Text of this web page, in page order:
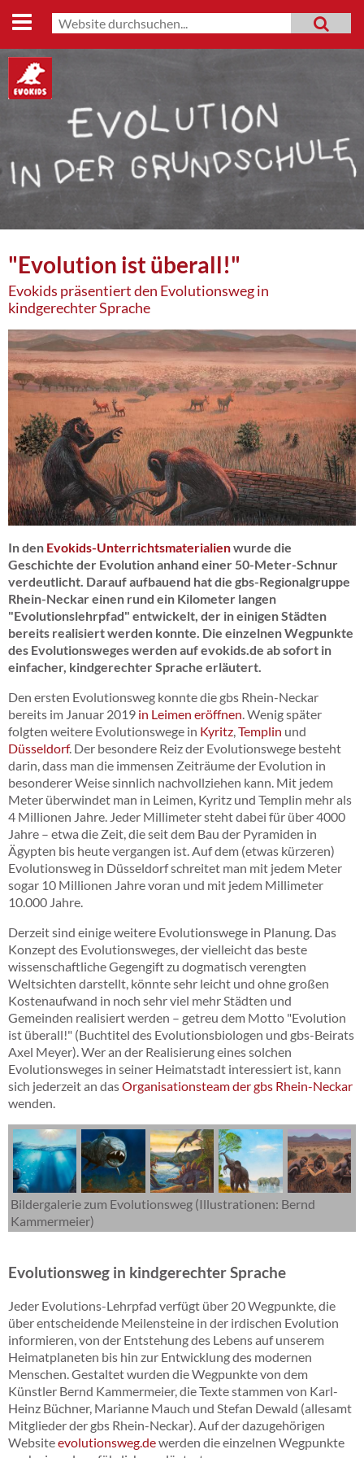
Start
Lehrmaterialien
Evo-Shop
Mitmachen
Datenschutz
Impressum
MENU
"Evolution ist überall!"
Evokids präsentiert den Evolutionsweg in
kindgerechter Sprache
18_menschenartige.jpg
In den Evokids-Unterrichtsmaterialienwurde die
Geschichte der Evolution anhand einer 50-Meter-Schnur
verdeutlicht. Darauf aufbauend hat die gbs-Regionalgruppe
Rhein-Neckar einen rund ein Kilometer langen
"Evolutionslehrpfad" entwickelt, der in einigen Städten
bereits realisiert werden konnte. Die einzelnen Wegpunkte
des Evolutionsweges werden auf evokids.de ab sofort in
einfacher, kindgerechter Sprache erläutert.
Den ersten Evolutionsweg konnte die gbs Rhein-Neckar
bereits im Januar 2019 in Leimen eröffnen. Wenig später
folgten weitere Evolutionswege in Kyritz,Templin und
Düsseldorf. Der besondere Reiz der Evolutionswege besteht
darin, dass man die immensen Zeiträume der Evolution in
besonderer Weise sinnlich nachvollziehen kann. Mit jedem
Meter überwindet man in Leimen, Kyritz und Templin mehr als
4 Millionen Jahre. Jeder Millimeter steht dabei für über 4000
Jahre – etwa die Zeit, die seit dem Bau der Pyramiden in
Ägypten bis heute vergangen ist. Auf dem (etwas kürzeren)
Evolutionsweg in Düsseldorf schreitet man mit jedem Meter
sogar 10 Millionen Jahre voran und mit jedem Millimeter
10.000 Jahre.
Derzeit sind einige weitere Evolutionswege in Planung. Das
Konzept des Evolutionsweges, der vielleicht das beste
wissenschaftliche Gegengift zu dogmatisch verengten
Weltsichten darstellt, könnte sehr leicht und ohne großen
Kostenaufwand in noch sehr viel mehr Städten und
Gemeinden realisiert werden – getreu dem Motto "Evolution
ist überall!" (Buchtitel des Evolutionsbiologen und gbs-Beirats
Axel Meyer). Wer an der Realisierung eines solchen
Evolutionsweges in seiner Heimatstadt interessiert ist, kann
sich jederzeit an dasOrganisationsteam der gbs Rhein-Neckar
wenden.
Bildergalerie zum Evolutionsweg (Illustrationen: Bernd
Kammermeier)
Evolutionsweg in kindgerechter Sprache
Jeder Evolutions-Lehrpfad verfügt über 20 Wegpunkte, die
über entscheidende Meilensteine in der irdischen Evolution
informieren, von der Entstehung des Lebens auf unserem
Heimatplaneten bis hin zur Entwicklung des modernen
Menschen. Gestaltet wurden die Wegpunkte von dem
Künstler Bernd Kammermeier, die Texte stammen von Karl-
Heinz Büchner, Marianne Mauch und Stefan Dewald (allesamt
Mitglieder der gbs Rhein-Neckar). Auf der dazugehörigen
Websiteevolutionsweg.dewerden die einzelnen Wegpunkte
Suchformular
Suche